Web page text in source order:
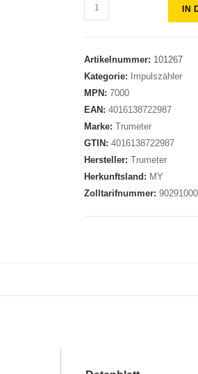
IN
Artikelnummer: 101267
Kategorie:
Impulszähler
MPN:7000
EAN:4016138722987
Marke:Trumeter
GTIN:4016138722987
Hersteller:Trumeter
Herkunftsland: MY
Zolltarifnummer:90291000